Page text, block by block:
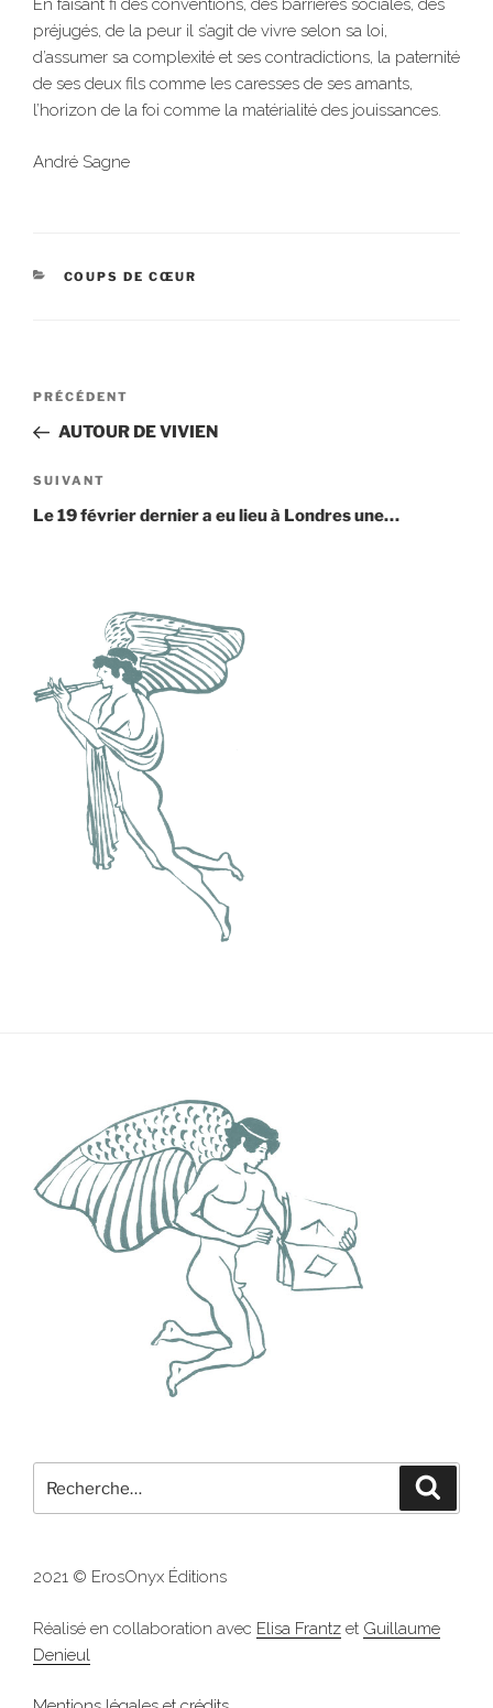
En faisant fi des conventions, des barrières sociales, des
préjugés, de la peur il s’agit de vivre selon sa loi,
d’assumer sa complexité et ses contradictions, la paternité
de ses deux fils comme les caresses de ses amants,
l’horizon de la foi comme la matérialité des jouissances.
André Sagne
CATÉGORIES
COUPS DE CŒUR
Navigation
l’article
Article
précédent
PRÉCÉDENT
AUTOUR DE VIVIEN
Article
suivant
SUIVANT
Le 19 février dernier a eu lieu à Londres une…
pour
2021 © ErosOnyx Éditions
Réalisé en collaboration avec Elisa Frantz et Guillaume
Denieul